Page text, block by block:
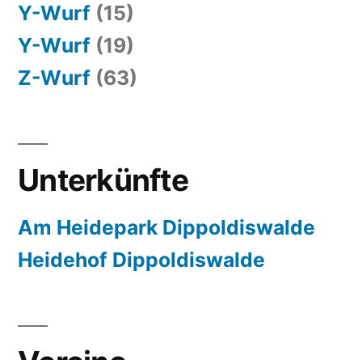
Y-Wurf (15)
Y-Wurf (19)
Z-Wurf (63)
Unterkünfte
Am Heidepark Dippoldiswalde
Heidehof Dippoldiswalde